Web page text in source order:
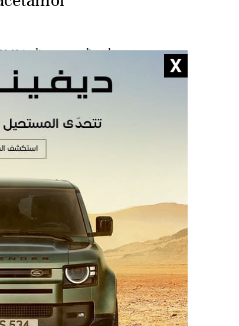
indique que «l'analyse en
produits confirme une
glycol en quantités
glycol sont toxiques et peuvent
l'OMS - douleurs abdominales,
maux de tête, altération de l'état
la mort.
quatre médicaments contaminés
avoir été distribués, par le biais de
les lots de ces produits doivent
qu'ils puissent être analysés par les
indique l'OMS.